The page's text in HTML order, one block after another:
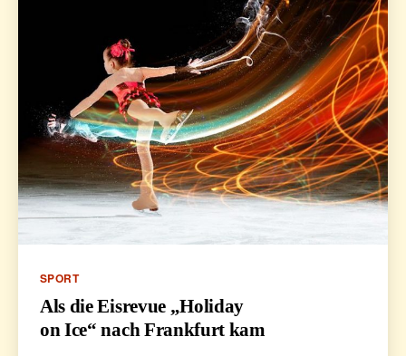
Kategorien
SPORT
Als die Eisrevue „Holiday
on Ice“ nach Frankfurt kam